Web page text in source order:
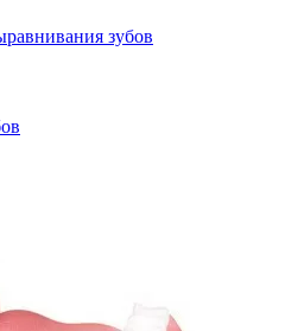
зубов